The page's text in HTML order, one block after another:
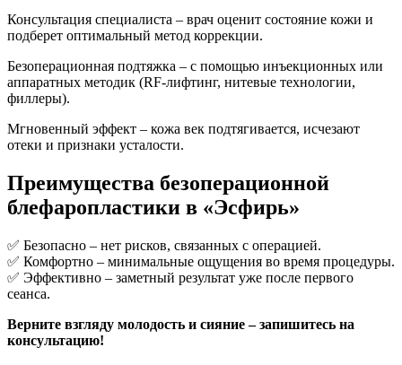
Консультация специалиста – врач оценит состояние кожи и
подберет оптимальный метод коррекции.
Безоперационная подтяжка – с помощью инъекционных или
аппаратных методик (RF-лифтинг, нитевые технологии,
филлеры).
Мгновенный эффект – кожа век подтягивается, исчезают
отеки и признаки усталости.
Преимущества безоперационной
блефаропластики в «Эсфирь»
✅ Безопасно – нет рисков, связанных с операцией.
✅ Комфортно – минимальные ощущения во время процедуры.
✅ Эффективно – заметный результат уже после первого
сеанса.
Верните взгляду молодость и сияние – запишитесь на
консультацию!